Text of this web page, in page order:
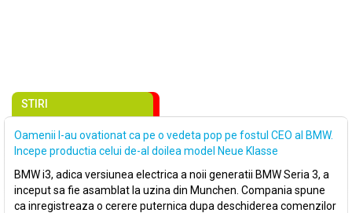
STIRI
Oamenii l-au ovationat ca pe o vedeta pop pe fostul CEO al BMW.
Incepe productia celui de-al doilea model Neue Klasse
BMW i3, adica versiunea electrica a noii generatii BMW Seria 3, a
inceput sa fie asamblat la uzina din Munchen. Compania spune
ca inregistreaza o cerere puternica dupa deschiderea comenzilor